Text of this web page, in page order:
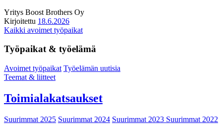
Yritys Boost Brothers Oy
Kirjoitettu 18.6.2026
Kaikki avoimet työpaikat
Työpaikat & työelämä
Avoimet työpaikat Työelämän uutisia
Teemat & liitteet
Toimialakatsaukset
Suurimmat 2025 Suurimmat 2024 Suurimmat 2023 Suurimmat 2022